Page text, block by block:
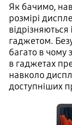
Як бачимо,
розмірі
гаджетом.
багато в чому
в гаджетах
навколо
доступніших